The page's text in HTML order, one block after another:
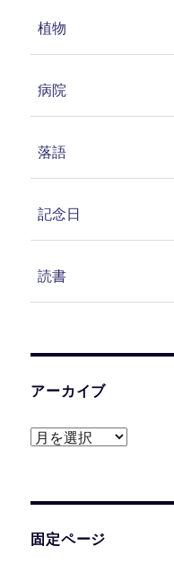
植物
病院
落語
記念日
読書
アーカイブ
ア
ブ
固定ページ